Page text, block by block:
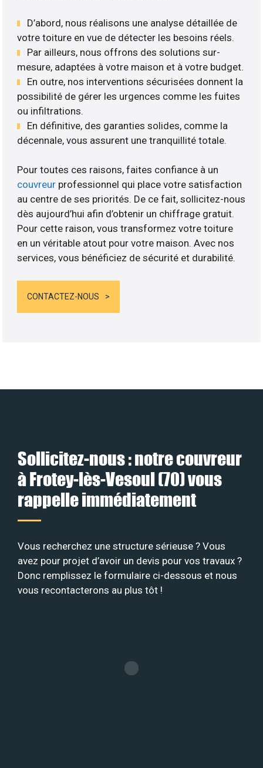
D’abord, nous réalisons une analyse détaillée de
votre toiture en vue de détecter les besoins réels.
Par ailleurs, nous offrons des solutions sur-
mesure, adaptées à votre maison et à votre budget.
En outre, nos interventions sécurisées donnent la
possibilité de gérer les urgences comme les fuites
ou infiltrations.
En définitive, des garanties solides, comme la
décennale, vous assurent une tranquillité totale.
Pour toutes ces raisons, faites confiance à un
couvreur professionnel qui place votre satisfaction
au centre de ses priorités. De ce fait, sollicitez-nous
dès aujourd’hui afin d’obtenir un chiffrage gratuit.
Pour cette raison, vous transformez votre toiture
en un véritable atout pour votre maison. Avec nos
services, vous bénéficiez de sécurité et durabilité.
CONTACTEZ-NOUS
Sollicitez-nous : notre couvreur
à Frotey-lès-Vesoul (70) vous
rappelle immédiatement
Vous recherchez une structure sérieuse ? Vous
avez pour projet d’avoir un devis pour vos travaux ?
Donc remplissez le formulaire ci-dessous et nous
vous recontacterons au plus tôt !